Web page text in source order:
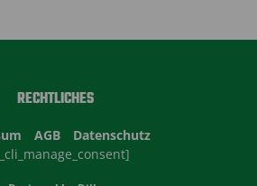
RECHTLICHES
AGB
Datenschutz